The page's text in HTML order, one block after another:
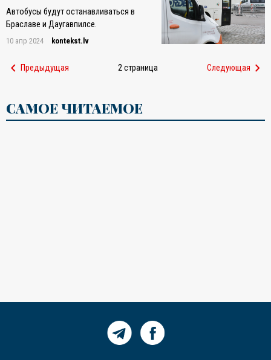
Автобусы будут останавливаться в
Браславе и Даугавпилсе.
10 апр 2024 kontekst.lv
chevron_left Предыдущая Следующая chevron_right
2 страница
САМОЕ ЧИТАЕМОЕ